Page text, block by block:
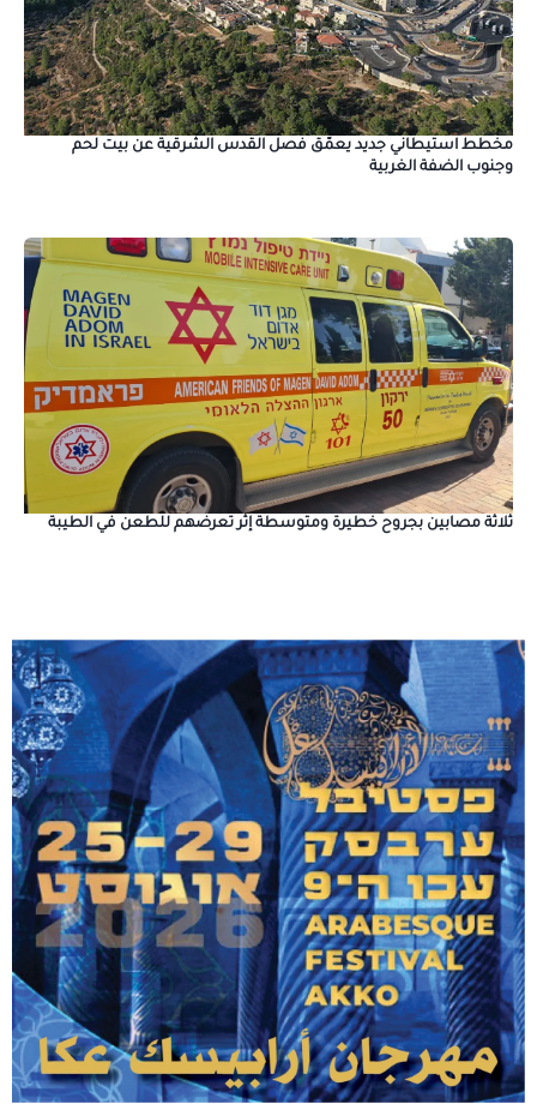
مخطط استيطاني جديد يعمّق فصل القدس الشرقية عن بيت لحم
وجنوب الضفة الغربية
ثلاثة مصابين بجروح خطيرة ومتوسطة إثر تعرضهم للطعن في الطيبة